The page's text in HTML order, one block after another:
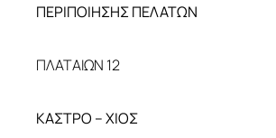
ΠΕΡΙΠΟΙΗΣΗΣ ΠΕΛΑΤΩΝ
ΠΛΑΤΑΙΩΝ 12
ΚΑΣΤΡΟ – ΧΙΟΣ